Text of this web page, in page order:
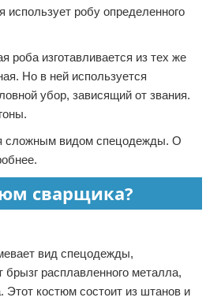
использует робу определенного
роба изготавливается из тех же
Но в ней используется
убор, зависящий от звания.
сложным видом спецодежды. О
сварщика?
вид спецодежды,
расплавленного металла,
Этот костюм состоит из штанов и